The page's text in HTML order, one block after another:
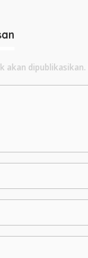
akan dipublikasikan.